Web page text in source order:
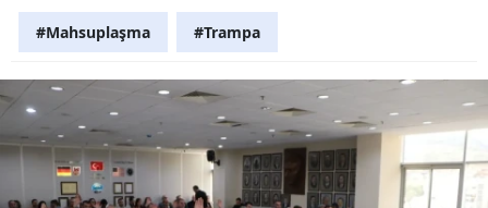
#Mahsuplaşma #Trampa